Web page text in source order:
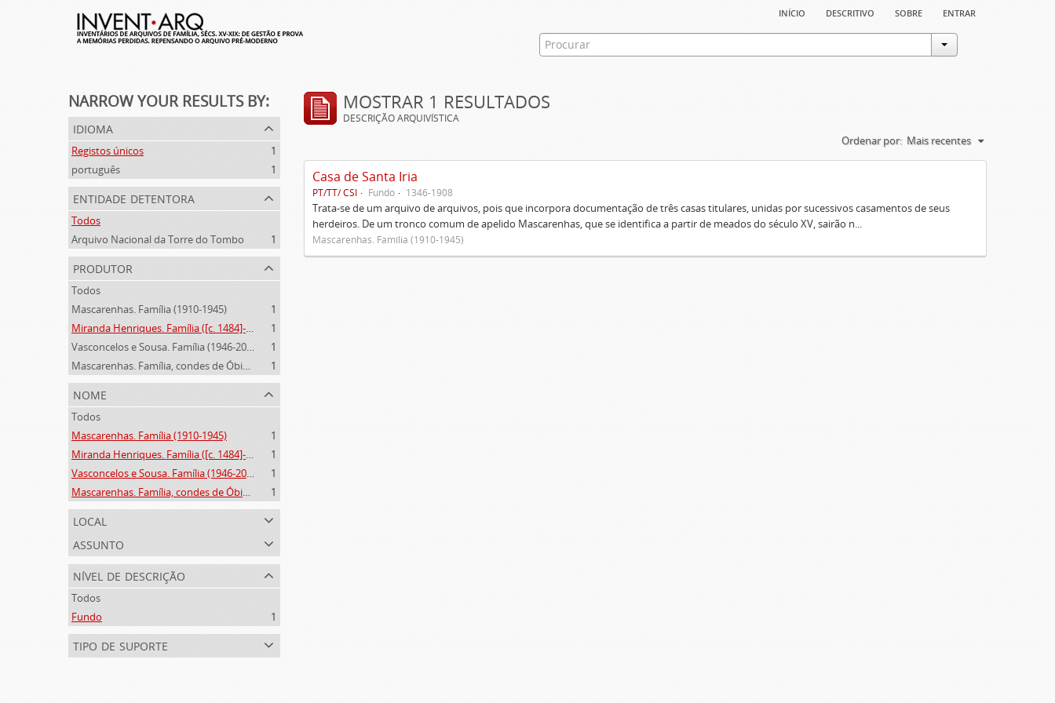
início descritivo sobre entrar
NARROW YOUR RESULTS BY:
idioma
Registos únicos
1
português
1
entidade detentora
Todos
Arquivo Nacional da Torre do Tombo
1
produtor
Todos
Mascarenhas. Família (1910-1945)
1
Miranda Henriques. Família ([c. 1484]-[c.1745])
1
Vasconcelos e Sousa. Família (1946-2006)
1
Mascarenhas. Família, condes de Óbidos, Palma e Sabugal (1669-1910)
1
nome
Todos
Mascarenhas. Família (1910-1945)
1
Miranda Henriques. Família ([c. 1484]-[c.1745])
1
Vasconcelos e Sousa. Família (1946-2006)
1
Mascarenhas. Família, condes de Óbidos, Palma e Sabugal (1669-1910)
1
local
assunto
nível de descrição
Todos
Fundo
1
tipo de suporte
MOSTRAR 1 RESULTADOS
DESCRIÇÃO ARQUIVÍSTICA
Ordenar por: Mais recentes
Casa de Santa Iria
PT/TT/ CSI Fundo 1346-1908
Trata-se de um arquivo de arquivos, pois que incorpora documentação de três casas titulares, unidas por sucessivos casamentos de seus
herdeiros. De um tronco comum de apelido Mascarenhas, que se identifica a partir de meados do século XV, sairão n...
Mascarenhas. Família (1910-1945)